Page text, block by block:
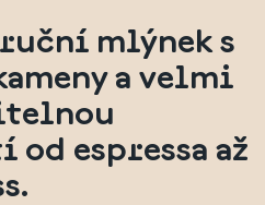
mlýnek s
a velmi
espressa až